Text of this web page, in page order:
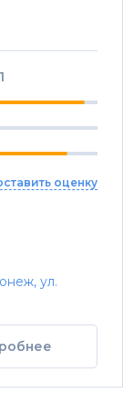
оценку
ул.